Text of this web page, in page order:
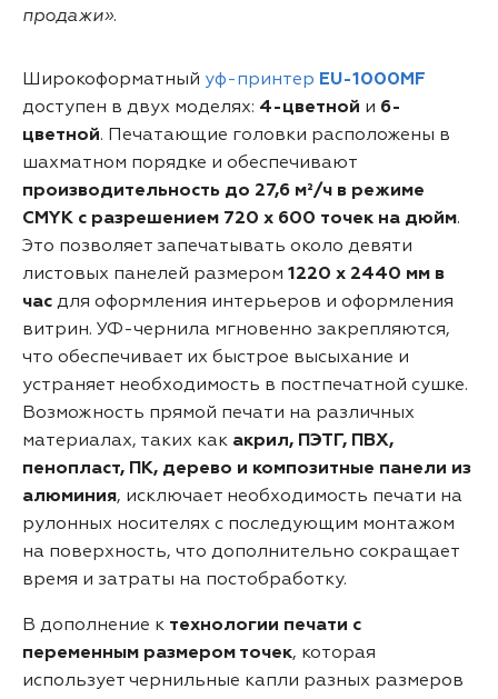
продажи».
Широкоформатный уф-принтер EU-1000MF
доступен в двух моделях: 4-цветной и 6-
цветной. Печатающие головки расположены в
шахматном порядке и обеспечивают
производительность до 27,6 м²/ч в режиме
CMYK с разрешением 720 x 600 точек на дюйм.
Это позволяет запечатывать около девяти
листовых панелей размером 1220 x 2440 мм в
час для оформления интерьеров и оформления
витрин. УФ-чернила мгновенно закрепляются,
что обеспечивает их быстрое высыхание и
устраняет необходимость в постпечатной сушке.
Возможность прямой печати на различных
материалах, таких как акрил, ПЭТГ, ПВХ,
пенопласт, ПК, дерево и композитные панели из
алюминия, исключает необходимость печати на
рулонных носителях с последующим монтажом
на поверхность, что дополнительно сокращает
время и затраты на постобработку.
В дополнение к технологии печати с
переменным размером точек, которая
использует чернильные капли разных размеров